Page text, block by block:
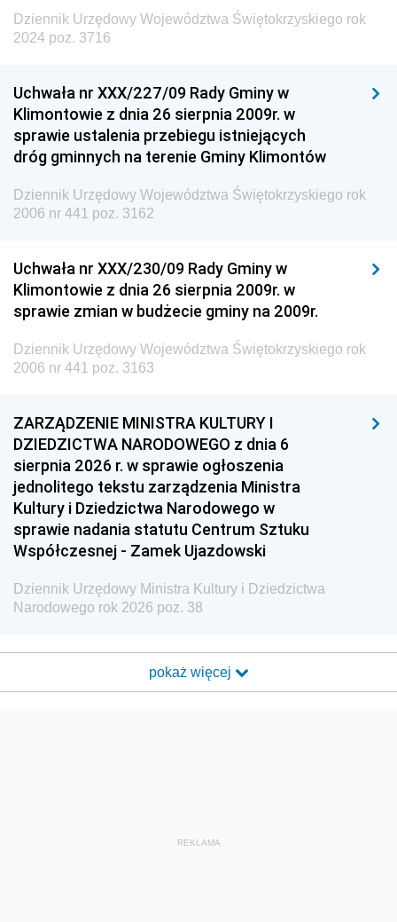
Dziennik Urzędowy Województwa Świętokrzyskiego rok
2024 poz. 3716
Uchwała nr XXX/227/09 Rady Gminy w
Klimontowie z dnia 26 sierpnia 2009r. w
sprawie ustalenia przebiegu istniejących
dróg gminnych na terenie Gminy Klimontów
Dziennik Urzędowy Województwa Świętokrzyskiego rok
2006 nr 441 poz. 3162
Uchwała nr XXX/230/09 Rady Gminy w
Klimontowie z dnia 26 sierpnia 2009r. w
sprawie zmian w budżecie gminy na 2009r.
Dziennik Urzędowy Województwa Świętokrzyskiego rok
2006 nr 441 poz. 3163
ZARZĄDZENIE MINISTRA KULTURY I
DZIEDZICTWA NARODOWEGO z dnia 6
sierpnia 2026 r. w sprawie ogłoszenia
jednolitego tekstu zarządzenia Ministra
Kultury i Dziedzictwa Narodowego w
sprawie nadania statutu Centrum Sztuku
Współczesnej - Zamek Ujazdowski
Dziennik Urzędowy Ministra Kultury i Dziedzictwa
Narodowego rok 2026 poz. 38
pokaż więcej
REKLAMA